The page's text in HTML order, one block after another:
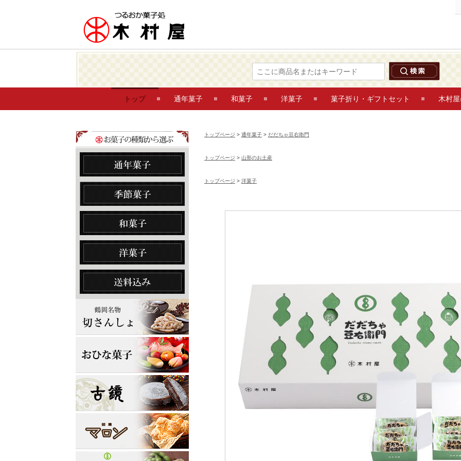
トップ 通年菓子 和菓子 洋菓子 菓子折り・ギフトセット 木村
トップページ > 通年菓子 > だだちゃ豆右衛門
トップページ > 山形のお土産
トップページ > 洋菓子